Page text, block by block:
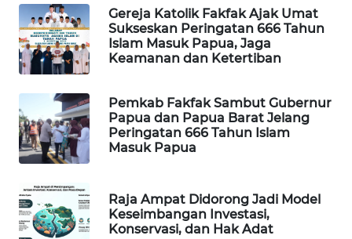
Gereja Katolik Fakfak Ajak Umat
Sukseskan Peringatan 666 Tahun
Islam Masuk Papua, Jaga
Keamanan dan Ketertiban
Pemkab Fakfak Sambut Gubernur
Papua dan Papua Barat Jelang
Peringatan 666 Tahun Islam
Masuk Papua
Raja Ampat Didorong Jadi Model
Keseimbangan Investasi,
Konservasi, dan Hak Adat
WAHANA
SPORT
UMKM
WAHANA
SELEB
PERSONA